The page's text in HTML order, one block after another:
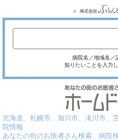
病院名／地域名／
知りたいことを入力
北海道、札幌市、旭川市、滝川市、
院情報
あなたの街のお医者さん検索、病院